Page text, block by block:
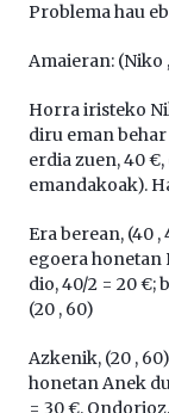
Problema hau
Amaieran: (Niko
Horra iristeko
diru eman
erdia zuen, 40
emandakoak).
Era berean, (40
egoera honetan
dio, 40/2 = 20 €;
(20 , 60)
Azkenik, (20 ,
honetan Anek